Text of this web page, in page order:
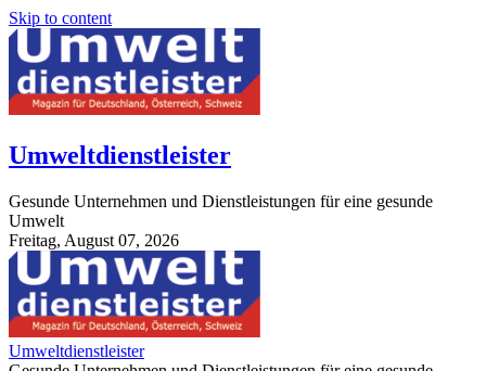
Skip to content
Umweltdienstleister
Gesunde Unternehmen und Dienstleistungen für eine gesunde
Umwelt
Freitag, August 07, 2026
StuttgartApotheke.com
Umweltdienstleister